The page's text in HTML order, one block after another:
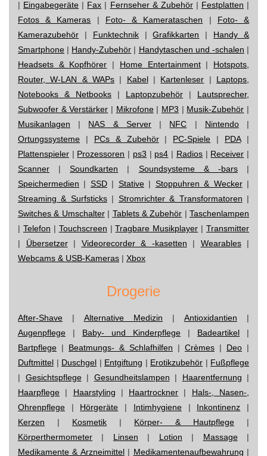
| Eingabegeräte | Fax | Fernseher & Zubehör| Festplatten |
Fotos & Kameras | Foto- & Kamerataschen | Foto- &
Kamerazubehör | Funktechnik|Grafikkarten | Handy &
Smartphone | Handy-Zubehör | Handytaschen und -schalen |
Headsets & Kopfhörer | Home Entertainment| Hotspots,
Router, W-LAN & WAPs | Kabel| Kartenleser | Laptops,
Notebooks & Netbooks | Laptopzubehör | Lautsprecher,
Subwoofer & Verstärker | Mikrofone| MP3 | Musik-Zubehör |
Musikanlagen | NAS & Server| NFC | Nintendo|
Ortungssysteme | PCs & Zubehör| PC-Spiele | PDA|
Plattenspieler | Prozessoren | ps3 | ps4 | Radios| Receiver |
Scanner |Soundkarten | Soundsysteme & -bars|
Speichermedien | SSD| Stative| Stoppuhren & Wecker|
Streaming & Surfsticks| Stromrichter & Transformatoren |
Switches & Umschalter| Tablets & Zubehör | Taschenlampen
| Telefon | Touchscreen |Tragbare Musikplayer | Transmitter
| Übersetzer| Videorecorder & -kasetten | Wearables|
Webcams & USB-Kameras | Xbox
Drogerie
After-Shave | Alternative Medizin | Antioxidantien |
Augenpflege | Baby- und Kinderpflege | Badeartikel |
Bartpflege | Beatmungs- & Schlafhilfen | Crèmes | Deo |
Duftmittel | Duschgel | Entgiftung | Erotikzubehör | Fußpflege
| Gesichtspflege| Gesundheitslampen | Haarentfernung |
Haarpflege | Haarstyling | Haartrockner | Hals-, Nasen-,
Ohrenpflege | Hörgeräte | Intimhygiene| Inkontinenz |
Kerzen | Kosmetik | Körper- & Hautpflege |
Körperthermometer | Linsen | Lotion | Massage|
Medikamente & Arzneimittel| Medikamentenaufbewahrung |